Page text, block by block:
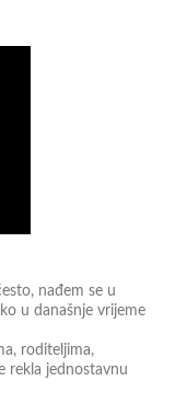
nađem se u
u današnje vrijeme
roditeljima,
rekla jednostavnu